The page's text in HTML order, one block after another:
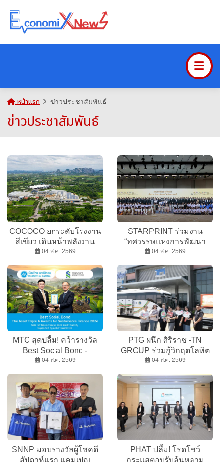
หน้าแรก ข่าวประชาสัมพันธ์
ข่าวประชาสัมพันธ์
COCOCO ยกระดับโรงงาน
สีเขียว เดินหน้าพลังงาน
สะอาด หนุนเป้าหมายการ
04 ส.ค. 2569
STARPRINT ร่วมงาน
“ทศวรรษแห่งการพัฒนา
สืบสาน รักษา ต่อยอด ใต้ร่ม
04 ส.ค. 2569
MTC สุดปลื้ม! คว้ารางวัล
Best Social Bond -
Thailand
04 ส.ค. 2569
PTG ผนึก ศิริราช -TN
GROUP ร่วมกู้วิกฤตโลหิต
สำรอง ผ่าน “Social
04 ส.ค. 2569
SNNP มอบรางวัลผู้โชคดี
สัปดาห์แรก แคมเปญ
PHAT ปลื้ม! โรดโชว์
กระแสตอบรับล้นหลาม